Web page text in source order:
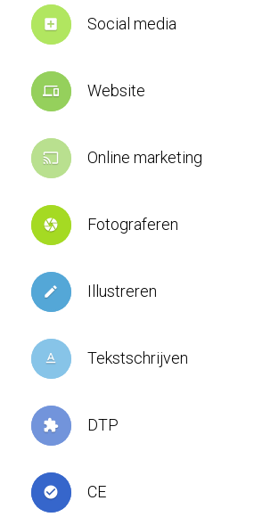
add_box Social media
devices Website
cast Online marketing
camera Fotograferen
create Illustreren
text_format Tekstschrijven
extension DTP
check_circle CE